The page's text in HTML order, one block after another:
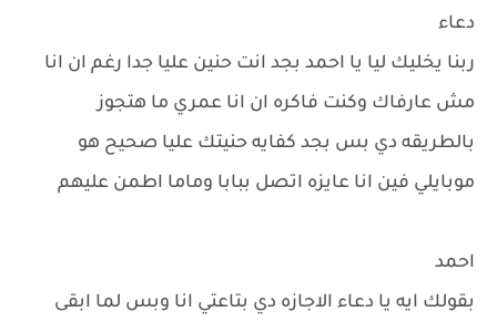
دعاء
ربنا يخليك ليا يا احمد بجد انت حنين عليا جدا رغم ان انا
مش عارفاك وكنت فاكره ان انا عمري ما هتجوز
بالطريقه دي بس بجد كفايه حنيتك عليا صحيح هو
موبايلي فين انا عايزه اتصل ببابا وماما اطمن عليهم
احمد
بقولك ايه يا دعاء الاجازه دي بتاعتي انا وبس لما ابقى